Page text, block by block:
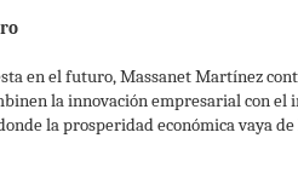
en el futuro, Massanet Martínez
la innovación empresarial con el
la prosperidad económica vaya